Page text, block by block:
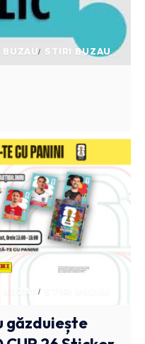
BUZAU STIRI BUZAU
BUZAU
găzduiește